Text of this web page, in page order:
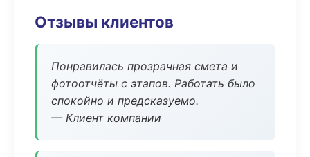
Отзывы клиентов
Понравилась прозрачная смета и
фотоотчёты с этапов. Работать было
спокойно и предсказуемо.
— Клиент компании